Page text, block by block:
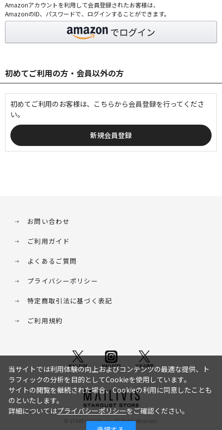
Amazonアカウントを利用して会員登録されたお客様は、
AmazonのID、パスワードで、ログインすることができます。
初めてご利用の方・会員以外の方
初めてご利用のお客様は、こちらから会員登録を行ってくださ
い。
お問い合わせ
ご利用ガイド
よくあるご質問
プライバシーポリシー
特定商取引法に基づく表記
ご利用規約
© STARDUST HD. inc. All Rights Reserved.
当サイトでは利用体験の向上およびコンテンツの最適な提供、ト
ラフィックの分析を目的としてCookieを使用しています。
サイトの閲覧を継続された場合、Cookieの利用に同意したことも
のといたします。
詳細についてはプライバシーポリシーをご確認ください。